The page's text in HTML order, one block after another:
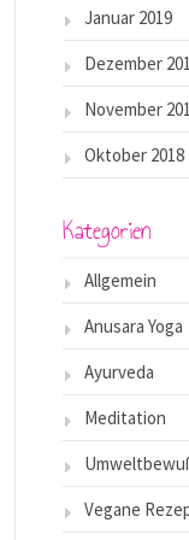
Januar 2019
Dezember
November
Oktober 2018
Kategorien
Allgemein
Anusara Yoga
Ayurveda
Meditation
Vegane